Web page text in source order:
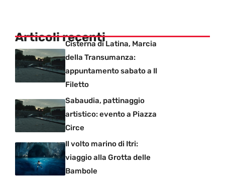
Articoli recentiCisterna di Latina, Marcia
della Transumanza:
appuntamento sabato a Il
Filetto
Sabaudia, pattinaggio
artistico: evento a Piazza
Circe
Il volto marino di Itri:
viaggio alla Grotta delle
Bambole